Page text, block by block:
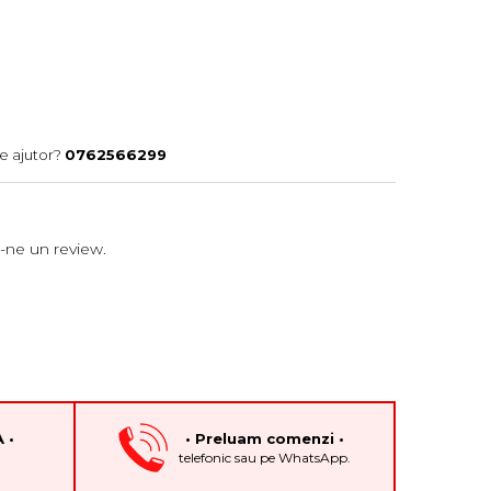
ajutor? 0762566299
ne un review.
• • Preluam comenzi •
telefonic sau pe WhatsApp.